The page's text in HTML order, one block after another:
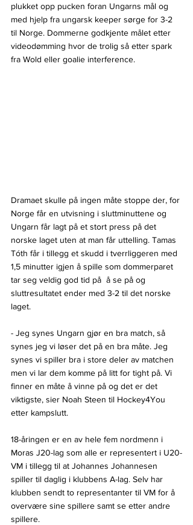
plukket opp pucken foran Ungarns mål og
med hjelp fra ungarsk keeper sørge for 3-2
til Norge. Dommerne godkjente målet etter
videodømming hvor de trolig så etter spark
fra Wold eller goalie interference.
Dramaet skulle på ingen måte stoppe der, for
Norge får en utvisning i sluttminuttene og
Ungarn får lagt på et stort press på det
norske laget uten at man får uttelling. Tamas
Tóth får i tillegg et skudd i tverrliggeren med
1,5 minutter igjen å spille som dommerparet
tar seg veldig god tid på  å se på og
sluttresultatet ender med 3-2 til det norske
laget.
- Jeg synes Ungarn gjør en bra match, så
synes jeg vi løser det på en bra måte. Jeg
synes vi spiller bra i store deler av matchen
men vi lar dem komme på litt for tight på. Vi
finner en måte å vinne på og det er det
viktigste, sier Noah Steen til Hockey4You
etter kampslutt.
18-åringen er en av hele fem nordmenn i
Moras J20-lag som alle er representert i U20-
VM i tillegg til at Johannes Johannesen
spiller til daglig i klubbens A-lag. Selv har
klubben sendt to representanter til VM for å
overvære sine spillere samt se etter andre
spillere.